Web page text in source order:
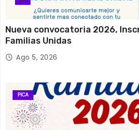
Nueva convocatoria 2026,
Familias Unidas
Ago 5, 2026
PICA